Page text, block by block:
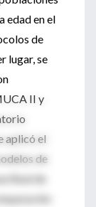
edad en el
de
lugar, se
II y
aplicó el
de
de